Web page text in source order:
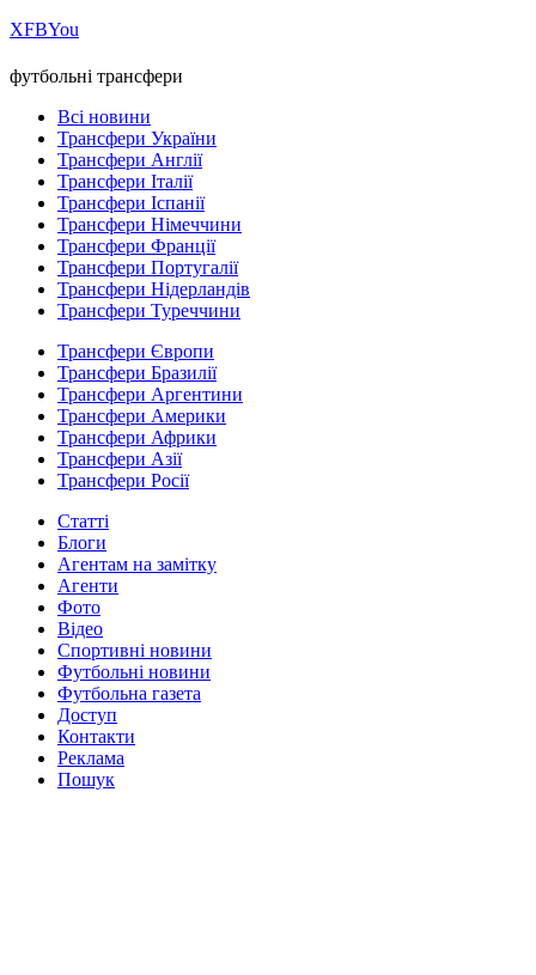
ХFBYou
футбольні трансфери
Всі новини
Трансфери України
Трансфери Англії
Трансфери Італії
Трансфери Іспанії
Трансфери Німеччини
Трансфери Франції
Трансфери Португалії
Трансфери Нідерландів
Трансфери Туреччини
Трансфери Європи
Трансфери Бразилії
Трансфери Аргентини
Трансфери Америки
Трансфери Африки
Трансфери Азії
Трансфери Росії
Статті
Блоги
Агентам на замітку
Агенти
Фото
Відео
Спортивні новини
Футбольні новини
Футбольна газета
Доступ
Контакти
Реклама
Пошук